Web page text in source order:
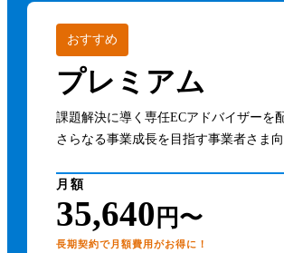
おすすめ
プレミアム
課題解決に導く専任ECアドバイザーを
さらなる事業成長を目指す事業者さま
月額
35,640 円〜
長期契約で月額費用がお得に！